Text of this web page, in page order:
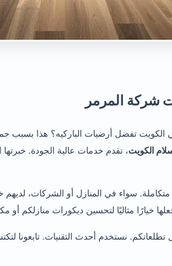
شركة المرمر
الكويت، تقدم خدمات عالية الجودة. خبرتها
سواء في المنازل أو الشركات،
خيارًا مثاليًا لتحسين ديكورات منازلكم أو
تطلعاتكم. نستخدم أحدث التقنيات. تابعونا